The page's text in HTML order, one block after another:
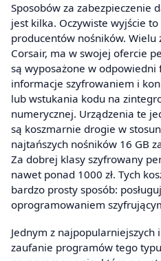
Sposobów za zabezpieczenie
jest kilka. Oczywiste wyjście
producentów nośników. Wielu
Corsair, ma w swojej ofercie
są wyposażone w
informacje szyfrowaniem i
lub wstukania kodu na
numerycznej. Urządzenia te
są koszmarnie drogie w
najtańszych nośników 16 GB
Za dobrej klasy szyfrowany
nawet ponad 1000 zł. Tych
bardzo prosty sposób:
oprogramowaniem
Jednym z najpopularniejszych
zaufanie programów tego